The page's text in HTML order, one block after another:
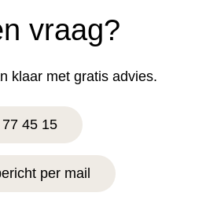
vraag?
klaar met gratis advies.
45 15
per mail